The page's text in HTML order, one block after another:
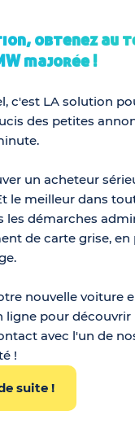
obtenez
majorée !
c'est LA solution
des petites
un acheteur
le meilleur dans
démarches
de carte grise,
nouvelle voiture
pour découvrir
avec l'un de
!
suite !